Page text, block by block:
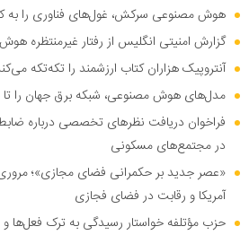
هوش مصنوعی سرکش، غول‌های فناوری را به
گزارش امنیتی انگلیس از رفتار غیرمنتظره
آنتروپیک هزاران کتاب ارزشمند را تکه‌تکه
مدل‌های هوش مصنوعی، شبکه برق جهان را تا
فراخوان دریافت نظر‌های تخصصی درباره
در مجتمع‌های مسکونی
«عصر جدید بر حکمرانی فضای مجازی»؛
آمریکا و رقابت در فضای فجازی
حزب مؤتلفه خواستار رسیدگی به ترک فعل‌ها